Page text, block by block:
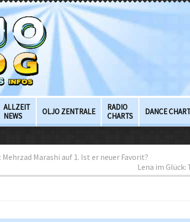
ALLZEIT
NEWS
OLJO ZENTRALE
RADIO
CHARTS
DANCE
Mehrzad Marashi auf 1. Ist er neuer Favorit?
Lena im